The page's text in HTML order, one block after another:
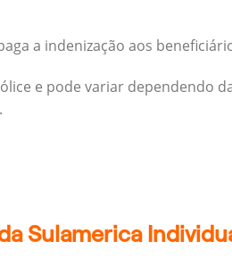
a indenização aos
e pode variar dependendo
Sulamerica